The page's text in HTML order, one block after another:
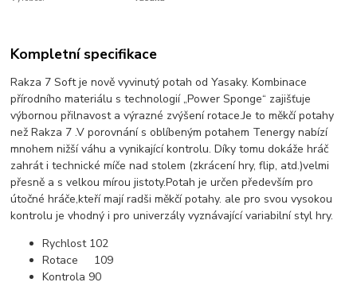
Kompletní specifikace
Rakza 7 Soft je nově vyvinutý potah od Yasaky. Kombinace
přírodního materiálu s technologií „Power Sponge“ zajišťuje
výbornou přilnavost a výrazné zvýšení rotace.Je to měkčí potahy
než Rakza 7 .V porovnání s oblíbeným potahem Tenergy nabízí
mnohem nižší váhu a vynikající kontrolu. Díky tomu dokáže hráč
zahrát i technické míče nad stolem (zkrácení hry, flip, atd.)velmi
přesně a s velkou mírou jistoty.Potah je určen především pro
útočné hráče,kteří mají radši měkčí potahy. ale pro svou vysokou
kontrolu je vhodný i pro univerzály vyznávající variabilní styl hry.
Rychlost 102
Rotace 109
Kontrola 90